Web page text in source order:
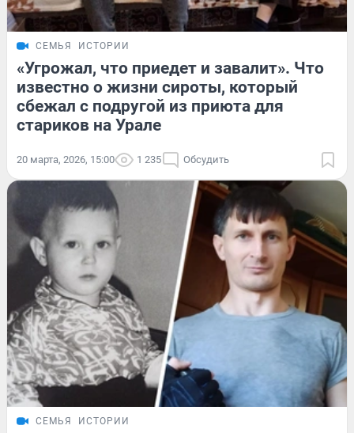
СЕМЬЯ ИСТОРИИ
«Угрожал, что приедет и завалит». Что
известно о жизни сироты, который
сбежал с подругой из приюта для
стариков на Урале
20 марта, 2026, 15:00 1 235 Обсудить
СЕМЬЯ ИСТОРИИ